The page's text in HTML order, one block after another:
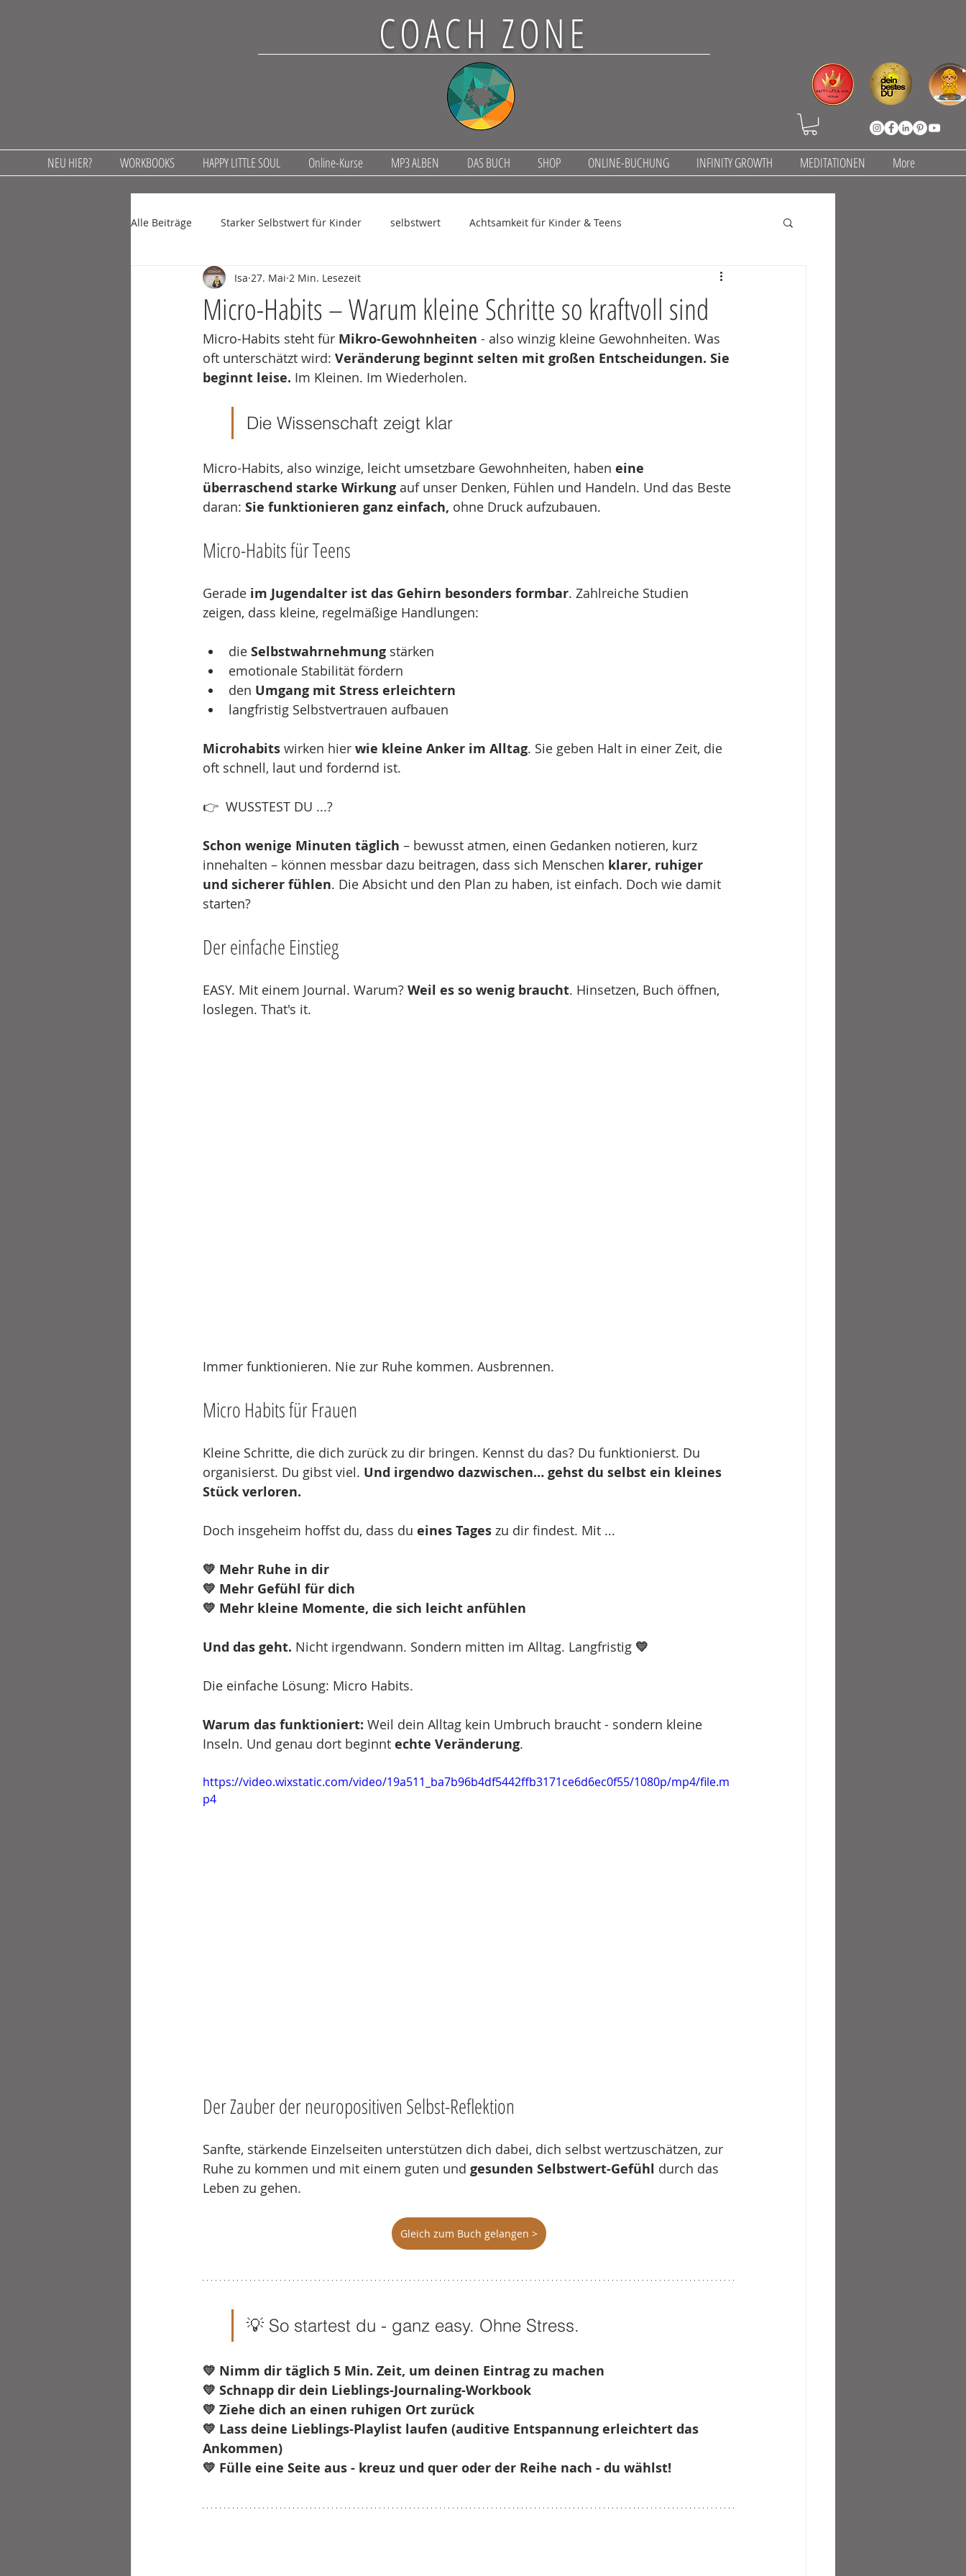
COACH ZONE
NEU HIER? WORKBOOKS HAPPY LITTLE SOUL Online-Kurse MP3 ALBEN DAS BUCH SHOP ONLINE-BUCHUNG INFINITY GROWTH MEDITATIONEN More
Alle Beiträge Starker Selbstwert für Kinder selbstwert Achtsamkeit für Kinder & Teens
Achtsamkeit in der Schule love. heal. grow.
Micro-Habits – Warum kleine Schritte so kraftvoll sind
Isa 27. Mai 2 Min. Lesezeit
Micro-Habits steht für Mikro-Gewohnheiten - also winzig kleine Gewohnheiten. Was
oft unterschätzt wird: Veränderung beginnt selten mit großen Entscheidungen. Sie
beginnt leise. Im Kleinen. Im Wiederholen.
Die Wissenschaft zeigt klar
Micro-Habits, also winzige, leicht umsetzbare Gewohnheiten, haben eine
überraschend starke Wirkung auf unser Denken, Fühlen und Handeln. Und das Beste
daran: Sie funktionieren ganz einfach, ohne Druck aufzubauen.
Micro-Habits für Teens
Gerade im Jugendalter ist das Gehirn besonders formbar. Zahlreiche Studien
zeigen, dass kleine, regelmäßige Handlungen:
die Selbstwahrnehmung stärken
emotionale Stabilität fördern
den Umgang mit Stress erleichtern
langfristig Selbstvertrauen aufbauen
Microhabits wirken hier wie kleine Anker im Alltag. Sie geben Halt in einer Zeit, die
oft schnell, laut und fordernd ist.
👉  WUSSTEST DU ...?
Schon wenige Minuten täglich – bewusst atmen, einen Gedanken notieren, kurz
innehalten – können messbar dazu beitragen, dass sich Menschen klarer, ruhiger
und sicherer fühlen. Die Absicht und den Plan zu haben, ist einfach. Doch wie damit
starten?
Der einfache Einstieg
EASY. Mit einem Journal. Warum? Weil es so wenig braucht. Hinsetzen, Buch öffnen,
loslegen. That's it.
Immer funktionieren. Nie zur Ruhe kommen. Ausbrennen.
Micro Habits für Frauen
Kleine Schritte, die dich zurück zu dir bringen. Kennst du das? Du funktionierst. Du
organisierst. Du gibst viel. Und irgendwo dazwischen… gehst du selbst ein kleines
Stück verloren.
Doch insgeheim hoffst du, dass du eines Tages zu dir findest. Mit ...
💛 Mehr Ruhe in dir
💛 Mehr Gefühl für dich
💛 Mehr kleine Momente, die sich leicht anfühlen
Und das geht. Nicht irgendwann. Sondern mitten im Alltag. Langfristig 💛
Die einfache Lösung: Micro Habits.
Warum das funktioniert: Weil dein Alltag kein Umbruch braucht - sondern kleine
Inseln. Und genau dort beginnt echte Veränderung.
https://video.wixstatic.com/video/19a511_ba7b96b4df5442ffb3171ce6d6ec0f55/1080p/mp4/file.m
p4
Der Zauber der neuropositiven Selbst-Reflektion
Sanfte, stärkende Einzelseiten unterstützen dich dabei, dich selbst wertzuschätzen, zur
Ruhe zu kommen und mit einem guten und gesunden Selbstwert-Gefühl durch das
Leben zu gehen.
Gleich zum Buch gelangen >
💡 So startest du - ganz easy. Ohne Stress.
💛 Nimm dir täglich 5 Min. Zeit, um deinen Eintrag zu machen
💛 Schnapp dir dein Lieblings-Journaling-Workbook
💛 Ziehe dich an einen ruhigen Ort zurück
💛 Lass deine Lieblings-Playlist laufen (auditive Entspannung erleichtert das
Ankommen)
💛 Fülle eine Seite aus - kreuz und quer oder der Reihe nach - du wählst!